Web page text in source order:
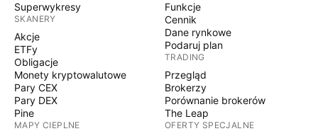
Superwykresy
SKANERY
Akcje
ETFy
Obligacje
Monety kryptowalutowe
Pary CEX
Pary DEX
Pine
MAPY CIEPLNE
Funkcje
Cennik
Dane rynkowe
Podaruj plan
TRADING
Przegląd
Brokerzy
Porównanie brokerów
The Leap
OFERTY SPECJALNE